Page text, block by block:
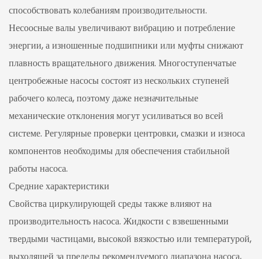
способствовать колебаниям производительности.
Несоосные валы увеличивают вибрацию и потребление
энергии, а изношенные подшипники или муфты снижают
плавность вращательного движения. Многоступенчатые
центробежные насосы состоят из нескольких ступеней
рабочего колеса, поэтому даже незначительные
механические отклонения могут усиливаться во всей
системе. Регулярные проверки центровки, смазки и износа
компонентов необходимы для обеспечения стабильной
работы насоса.
Средние характеристики
Свойства циркулирующей среды также влияют на
производительность насоса. Жидкости с взвешенными
твердыми частицами, высокой вязкостью или температурой,